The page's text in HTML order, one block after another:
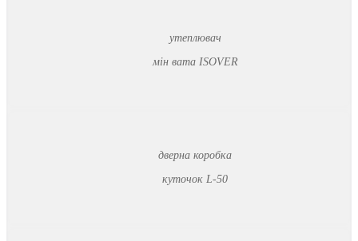
утеплювач
мін вата ISOVER
дверна коробка
куточок L-50